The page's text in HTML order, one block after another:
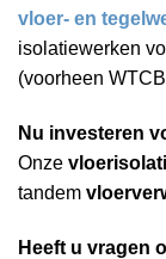
vloer- en
isolatiewerken
(voorheen
Nu investeren
Onze
tandem
Heeft u vragen